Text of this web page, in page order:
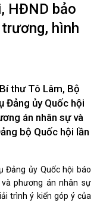
HĐND bảo
hình
thư Tô Lâm, Bộ
Đảng ủy Quốc hội
án nhân sự và
bộ Quốc hội lần
Đảng ủy Quốc hội báo
phương án nhân sự
trình ý kiến góp ý của